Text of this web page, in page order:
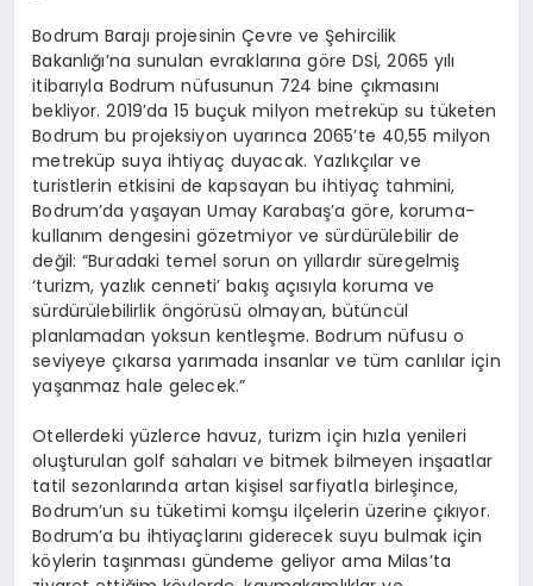
Bodrum Barajı projesinin Çevre ve Şehircilik
Bakanlığı’na sunulan evraklarına göre DSİ, 2065 yılı
itibarıyla Bodrum nüfusunun 724 bine çıkmasını
bekliyor. 2019’da 15 buçuk milyon metreküp su tüketen
Bodrum bu projeksiyon uyarınca 2065’te 40,55 milyon
metreküp suya ihtiyaç duyacak. Yazlıkçılar ve
turistlerin etkisini de kapsayan bu ihtiyaç tahmini,
Bodrum’da yaşayan Umay Karabaş’a göre, koruma-
kullanım dengesini gözetmiyor ve sürdürülebilir de
değil: “Buradaki temel sorun on yıllardır süregelmiş
‘turizm, yazlık cenneti’ bakış açısıyla koruma ve
sürdürülebilirlik öngörüsü olmayan, bütüncül
planlamadan yoksun kentleşme. Bodrum nüfusu o
seviyeye çıkarsa yarımada insanlar ve tüm canlılar için
yaşanmaz hale gelecek.”
Otellerdeki yüzlerce havuz, turizm için hızla yenileri
oluşturulan golf sahaları ve bitmek bilmeyen inşaatlar
tatil sezonlarında artan kişisel sarfiyatla birleşince,
Bodrum’un su tüketimi komşu ilçelerin üzerine çıkıyor.
Bodrum’a bu ihtiyaçlarını giderecek suyu bulmak için
köylerin taşınması gündeme geliyor ama Milas’ta